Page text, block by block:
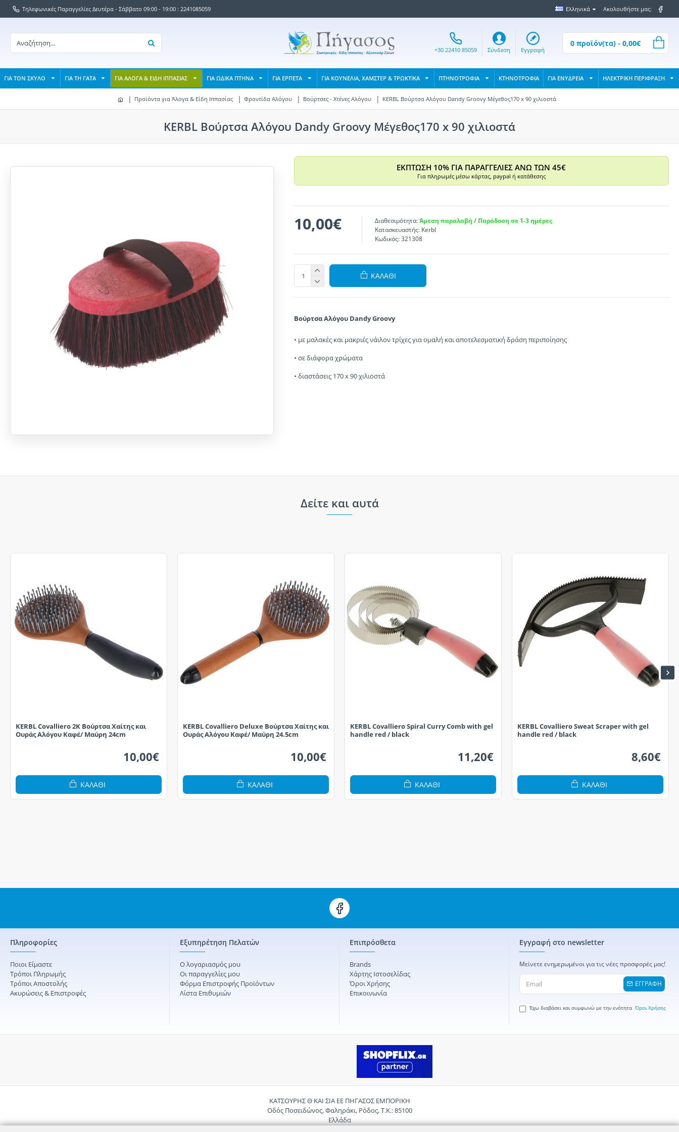
Τηλεφωνικές Παραγγελίες Δευτέρα - Σάββατο 09:00 - 19:00 : 2241085059 Ελληνικά Ακολουθήστε μας:
+30 22410 85059 Σύνδεση Εγγραφή
0 προϊόν(τα) - 0,00€
ΓΙΑ ΤΟΝ ΣΚΥΛΟ ΓΙΑ ΤΗ ΓΑΤΑ ΓΙΑ ΑΛΟΓΑ & ΕΙΔΗ ΙΠΠΑΣΙΑΣ ΓΙΑ ΩΔΙΚΑ ΠΤΗΝΑ ΓΙΑ ΕΡΠΕΤΑ ΓΙΑ ΚΟΥΝΕΛΙΑ, ΧΑΜΣΤΕΡ & ΤΡΩΚΤΙΚΑ ΠΤΗΝΟΤΡΟΦΙΑ ΚΤΗΝΟΤΡΟΦΙΑ ΓΙΑ ΕΝΥΔΡΕΙΑ ΗΛΕΚΤΡΙΚΗ ΠΕΡΙΦΡΑΞΗ
Προϊόντα για Άλογα & Είδη Ιππασίας Φροντίδα Αλόγου Βούρτσες - Χτένες Αλόγου KERBL Βούρτσα Αλόγου Dandy Groovy Μέγεθος170 x 90 χιλιοστά
KERBL Βούρτσα Αλόγου Dandy Groovy Μέγεθος170 x 90 χιλιοστά
ΕΚΠΤΩΣΗ 10% ΓΙΑ ΠΑΡΑΓΓΕΛΙΕΣ ΑΝΩ ΤΩΝ 45€
Για πληρωμές μέσω κάρτας, paypal ή κατάθεσης
10,00€ Διαθεσιμότητα: Άμεση παραλαβή / Παράδοση σε 1-3 ημέρες
Κατασκευαστής: Kerbl
Κωδικός: 321308
ΚΑΛΆΘΙ
Βούρτσα Αλόγου Dandy Groovy
• με μαλακές και μακριέςνάιλοντρίχεςγιαομαλή καιαποτελεσματική δράση περιποίησης
• σεδιάφορα χρώματα
• διαστάσεις 170x 90 χιλιοστά
Δείτε και αυτά
KERBL Covalliero 2K Βούρτσα Χαίτης και
Ουράς Αλόγου Καφέ/ Μαύρη 24cm
10,00€
ΚΑΛΆΘΙ
KERBL Covalliero Deluxe Βούρτσα Χαίτης και
Ουράς Αλόγου Καφέ/ Μαύρη 24.5cm
10,00€
ΚΑΛΆΘΙ
KERBL Covalliero Spiral Curry Comb with gel
handle red / black
11,20€
ΚΑΛΆΘΙ
KERBL Covalliero Sweat Scraper with gel
handle red / black
8,60€
ΚΑΛΆΘΙ
Πληροφορίες
Ποιοι Είμαστε
Τρόποι Πληρωμής
Τρόποι Αποστολής
Ακυρώσεις & Επιστροφές
Εξυπηρέτηση Πελατών
Ο λογαριασμός μου
Οι παραγγελίες μου
Φόρμα Επιστροφής Προϊόντων
Λίστα Επιθυμιών
Επιπρόσθετα
Brands
Χάρτης Ιστοσελίδας
Όροι Χρήσης
Επικοινωνία
Εγγραφή στο newsletter
Μείνετε ενημερωμένοι για τις νέες προσφορές μας!
ΕΓΓΡΑΦΗ
Έχω διαβάσει και συμφωνώ με την ενότητα Όροι Χρήσης
ΚΑΤΣΟΥΡΗΣ Θ ΚΑΙ ΣΙΑ ΕΕ ΠΗΓΑΣΟΣ ΕΜΠΟΡΙΚΗ
Οδός Ποσειδώνος, Φαληράκι, Ρόδος, Τ.Κ.: 85100
Ελλάδα